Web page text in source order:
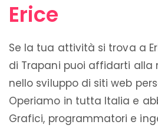
Erice
Se la tua attività si trova a
di Trapani puoi affidarti alla
nello sviluppo di siti web
Operiamo in tutta Italia e
Grafici, programmatori e